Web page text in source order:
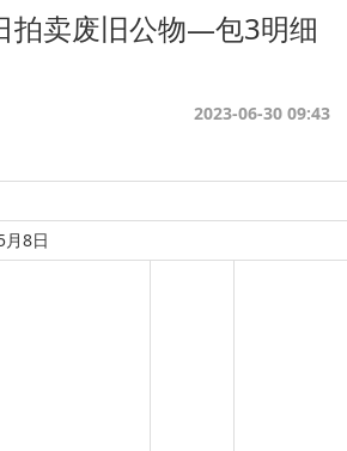
拍卖废旧公物—包3明细
2023-06-30 09:43
8日